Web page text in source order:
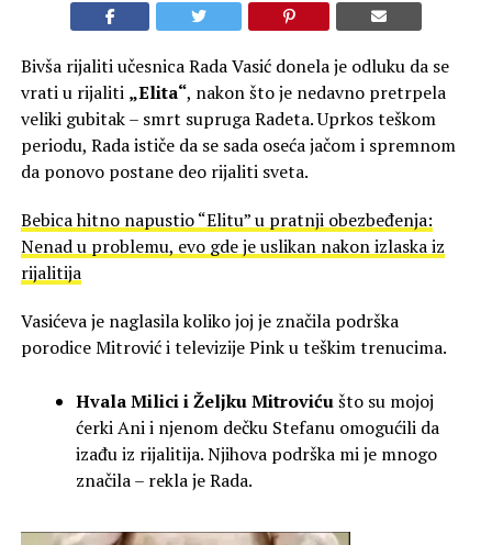
Bivša rijaliti učesnica Rada Vasić donela je odluku da se
vrati u rijaliti „Elita“, nakon što je nedavno pretrpela
veliki gubitak – smrt supruga Radeta. Uprkos teškom
periodu, Rada ističe da se sada oseća jačom i spremnom
da ponovo postane deo rijaliti sveta.
Bebica hitno napustio “Elitu” u pratnji obezbeđenja:
Nenad u problemu, evo gde je uslikan nakon izlaska iz
rijalitija
Vasićeva je naglasila koliko joj je značila podrška
porodice Mitrović i televizije Pink u teškim trenucima.
Hvala Milici i Željku Mitrovićušto su mojoj
ćerki Ani i njenom dečku Stefanu omogućili da
izađu iz rijalitija. Njihova podrška mi je mnogo
značila – rekla je Rada.